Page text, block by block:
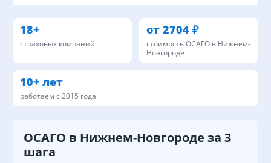
Отзывы
FAQ
О нас
КОНТАКТЫ
8 800 2000 582
18+
страховых компаний
от 2704 ₽
стоимость ОСАГО в Нижнем-
Новгороде
10+ лет
работаем с 2015 года
ОСАГО в Нижнем-Новгороде за 3
шага